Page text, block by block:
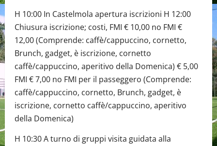
H 10:00 In Castelmola apertura iscrizioni H 12:00
Chiusura iscrizione; costi, FMI € 10,00 no FMI €
12,00 (Comprende: caffè/cappuccino, cornetto,
Brunch, gadget, è iscrizione, cornetto
caffè/cappuccino, aperitivo della Domenica) € 5,00
FMI € 7,00 no FMI per il passeggero (Comprende:
caffè/cappuccino, cornetto, Brunch, gadget, è
iscrizione, cornetto caffè/cappuccino, aperitivo
della Domenica)
H 10:30 A turno di gruppi visita guidata alla